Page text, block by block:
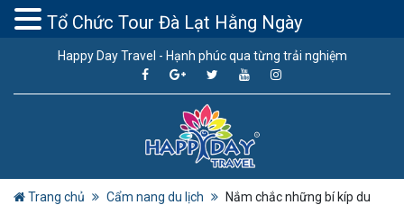
Happy Day Travel - Hạnh phúc qua từng trải nghiệm
Trang chủ Cẩm nang du lịch
Nắm chắc những bí kíp du
Tổ Chức Tour Đà Lạt Hằng Ngày